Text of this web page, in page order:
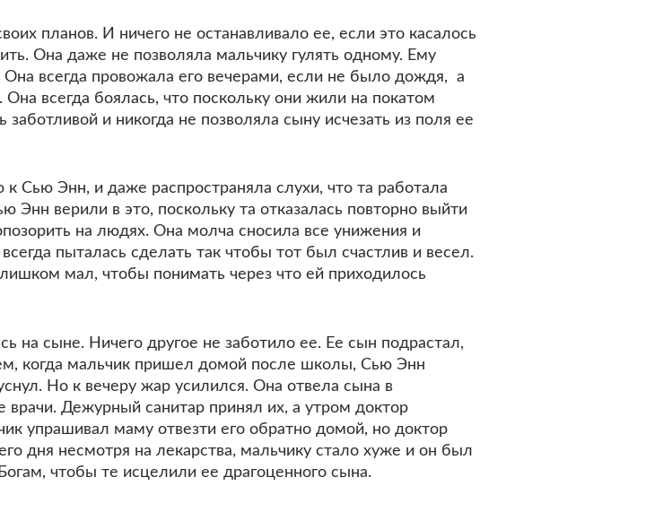
планов. И ничего не останавливало ее, если это касалось
Она даже не позволяла мальчику гулять одному. Ему
всегда провожала его вечерами, если не было дождя, а
всегда боялась, что поскольку они жили на покатом
и никогда не позволяла сыну исчезать из поля ее
Сью Энн, и даже распространяла слухи, что та работала
верили в это, поскольку та отказалась повторно выйти
на людях. Она молча сносила все унижения и
пыталась сделать так чтобы тот был счастлив и весел.
мал, чтобы понимать через что ей приходилось
на сыне. Ничего другое не заботило ее. Ее сын подрастал,
когда мальчик пришел домой после школы, Сью Энн
Но к вечеру жар усилился. Она отвела сына в
Дежурный санитар принял их, а утром доктор
упрашивал маму отвезти его обратно домой, но доктор
дня несмотря на лекарства, мальчику стало хуже и он был
чтобы те исцелили ее драгоценного сына.